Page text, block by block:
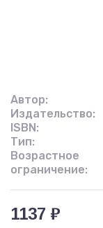
Автор:
Издательство:
ISBN:
Тип:
Возрастное
ограничение:
1137 ₽